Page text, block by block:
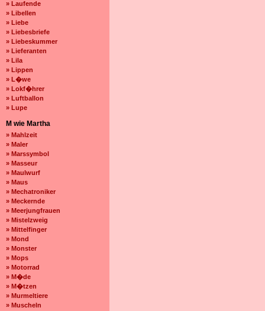
» Laufende
» Libellen
» Liebe
» Liebesbriefe
» Liebeskummer
» Lieferanten
» Lila
» Lippen
» L�we
» Lokf�hrer
» Luftballon
» Lupe
M wie Martha
» Mahlzeit
» Maler
» Marssymbol
» Masseur
» Maulwurf
» Maus
» Mechatroniker
» Meckernde
» Meerjungfrauen
» Mistelzweig
» Mittelfinger
» Mond
» Monster
» Mops
» Motorrad
» M�de
» M�tzen
» Murmeltiere
» Muscheln